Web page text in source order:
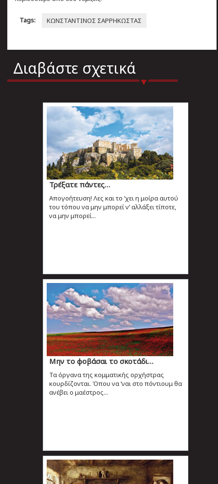
Tags: ΚΩΝΣΤΑΝΤΙΝΟΣ ΣΑΡΡΗΚΩΣΤΑΣ
Διαβάστε σχετικά
Τρέξατε πάντες…
Απογοήτευση! Λες και το ’χει η μοίρα αυτού
του τόπου να μην μπορεί ν’ αλλάξει τίποτε,
να μην μπορεί...
Μην το φοβάσαι το σκοτάδι…
Τα όργανα της κομματικής ορχήστρας
κουρδίζονται. Όπου να ’ναι στο πόντιουμ θα
ανέβει ο μαέστρος...